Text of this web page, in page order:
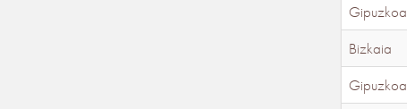
Gipuzkoa
Bizkaia
Gipuzkoa